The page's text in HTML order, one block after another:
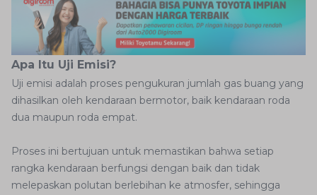
Apa Itu Uji Emisi?
Uji emisi adalah proses pengukuran jumlah gas buang yang
dihasilkan oleh kendaraan bermotor, baik kendaraan roda
dua maupun roda empat.
Proses ini bertujuan untuk memastikan bahwa setiap
rangka kendaraan berfungsi dengan baik dan tidak
melepaskan polutan berlebihan ke atmosfer, sehingga